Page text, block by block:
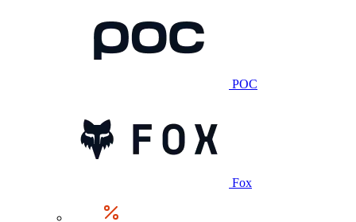
POC
Fox